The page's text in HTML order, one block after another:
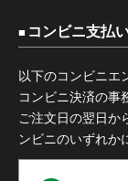
コンビニ支払
以下のコンビニエ
コンビニ決済の事
ご注文日の翌日か
ンビニのいずれか